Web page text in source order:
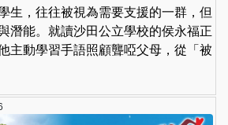
生，往往被視為需要支援的一群，但
潛能。就讀沙田公立學校的侯永福正
主動學習手語照顧聾啞父母，從「被